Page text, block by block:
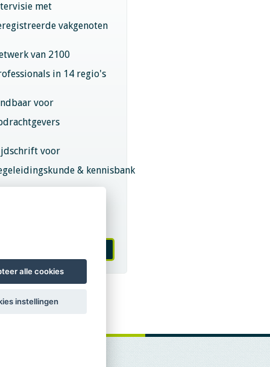
met
vakgenoten
van 2100
in 14 regio's
voor
voor
& kennisbank
alle cookies
instellingen